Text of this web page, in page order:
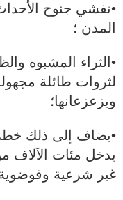
•تفشي جنوح
المدن ؛
•الثراء المشبوه
لثروات طائلة
ويزعزعانها؛
•يضاف إلى ذلك
يدخل مئات الآلاف
غير شرعية